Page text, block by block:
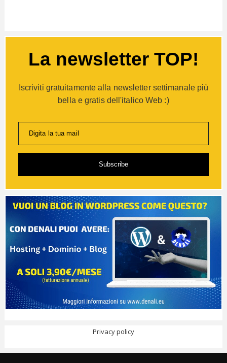
La newsletter TOP!
Iscriviti gratuitamente alla newsletter settimanale più
bella e gratis dell'italico Web :)
Digita la tua mail
Subscribe
Privacy policy